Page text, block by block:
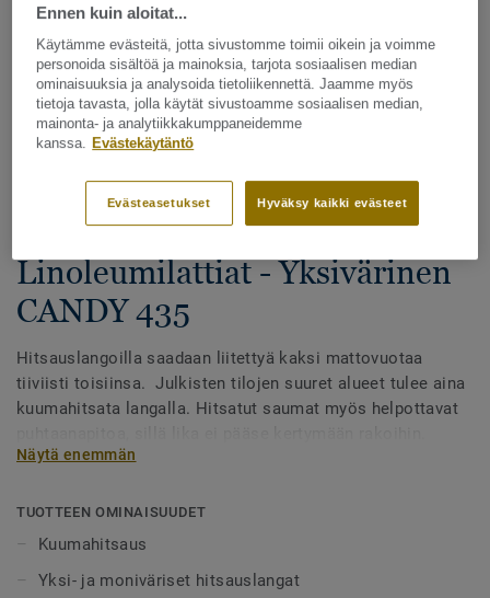
Katso kaikki kuosit - NCS ja LRV (88)
Hitsauslangat
Hitsauslangat -
Linoleumilattiat - Yksivärinen
CANDY 435
Hitsauslangoilla saadaan liitettyä kaksi mattovuotaa
tiiviisti toisiinsa. Julkisten tilojen suuret alueet tulee aina
kuumahitsata langalla. Hitsatut saumat myös helpottavat
Hitsauslankoja on saatavilla yksi- tai monivärisenä, joko
niitä.
Näytä enemmän
TUOTTEEN OMINAISUUDET
Kuumahitsaus
Yksi- ja moniväriset hitsauslangat
Ennen kuin aloitat...
Käytämme evästeitä, jotta sivustomme toimii oikein ja voimme
personoida sisältöä ja mainoksia, tarjota sosiaalisen median
ominaisuuksia ja analysoida tietoliikennettä. Jaamme myös
tietoja tavasta, jolla käytät sivustoamme sosiaalisen median,
mainonta- ja analytiikkakumppaneidemme
kanssa. Evästekäytäntö
Hyväksy kaikki evästeet
Evästeasetukset